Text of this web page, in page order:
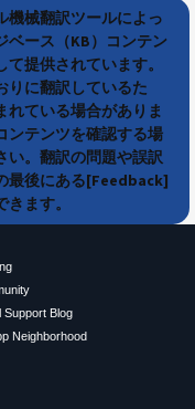
機械翻訳ツールによっ
ベース（KB）コンテン
提供されています。
りに翻訳しているた
れている場合がありま
ンテンツを確認する場
い。翻訳の問題や誤訳
最後にある[Feedback]
ます。
Support Blog
Neighborhood